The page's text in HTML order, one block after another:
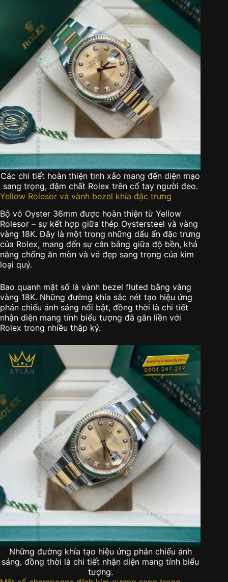
Các chi tiết hoàn thiện tinh xảo mang đến diện mạo
sang trọng, đậm chất Rolex trên cổ tay người đeo.
Yellow Rolesor và vành bezel khía đặc trưng
Bộ vỏ Oyster 36mm được hoàn thiện từ Yellow
Rolesor – sự kết hợp giữa thép Oystersteel và vàng
vàng 18K. Đây là một trong những dấu ấn đặc trưng
của Rolex, mang đến sự cân bằng giữa độ bền, khả
năng chống ăn mòn và vẻ đẹp sang trọng của kim
loại quý.
Bao quanh mặt số là vành bezel fluted bằng vàng
vàng 18K. Những đường khía sắc nét tạo hiệu ứng
phản chiếu ánh sáng nổi bật, đồng thời là chi tiết
nhận diện mang tính biểu tượng đã gắn liền với
Rolex trong nhiều thập kỷ.
Những đường khía tạo hiệu ứng phản chiếu ánh
sáng, đồng thời là chi tiết nhận diện mang tính biểu
tượng.